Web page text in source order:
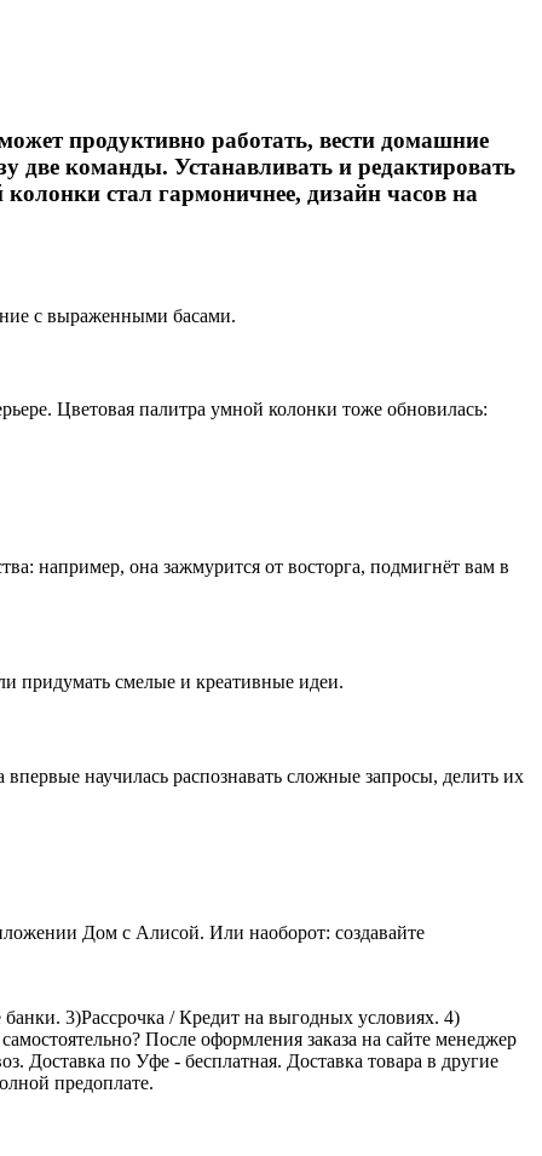
продуктивно работать, вести домашние
две команды. Устанавливать и редактировать
стал гармоничнее, дизайн часов на
с выраженными басами.
Цветовая палитра умной колонки тоже обновилась:
например, она зажмурится от восторга, подмигнёт вам в
придумать смелые и креативные идеи.
научилась распознавать сложные запросы, делить их
Дом с Алисой. Или наоборот: создавайте
3)Рассрочка / Кредит на выгодных условиях. 4)
После оформления заказа на сайте менеджер
Доставка по Уфе - бесплатная. Доставка товара в другие
предоплате.